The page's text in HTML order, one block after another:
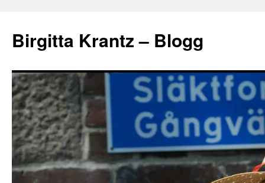
innehåll
Birgitta Krantz – Blogg